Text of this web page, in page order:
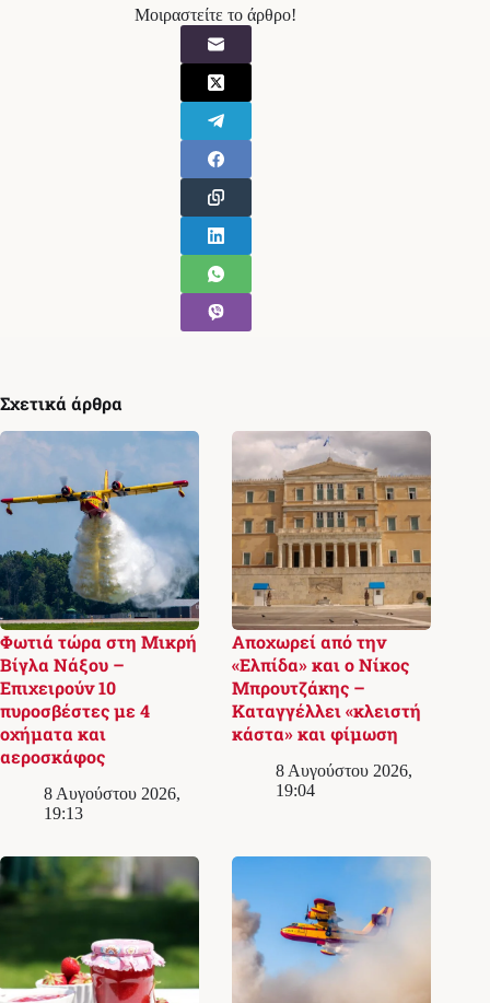
Μοιραστείτε το άρθρο!
Σχετικά άρθρα
Φωτιά τώρα στη Μικρή
Βίγλα Νάξου –
Επιχειρούν 10
πυροσβέστες με 4
οχήματα και
αεροσκάφος
8 Αυγούστου 2026,
19:13
Αποχωρεί από την
«Ελπίδα» και ο Νίκος
Μπρουτζάκης –
Καταγγέλλει «κλειστή
κάστα» και φίμωση
8 Αυγούστου 2026,
19:04